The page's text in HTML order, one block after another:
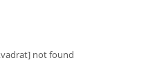
not found